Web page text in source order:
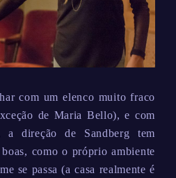
com um elenco muito fraco
de Maria Bello), e com
direção de Sandberg tem
como o próprio ambiente
se passa (a casa realmente é